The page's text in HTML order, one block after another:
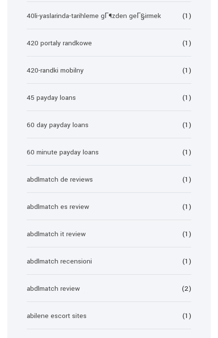
40li-yaslarinda-tarihleme gГ¶zden geГ§irmek (1)
420 portaly randkowe (1)
420-randki mobilny (1)
45 payday loans (1)
60 day payday loans (1)
60 minute payday loans (1)
abdlmatch de reviews (1)
abdlmatch es review (1)
abdlmatch it review (1)
abdlmatch recensioni (1)
abdlmatch review (2)
abilene escort sites (1)